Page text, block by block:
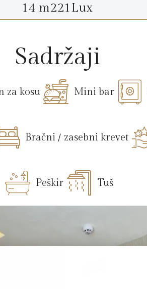
14 m221Lux
Sadržaji
za kosu Mini bar
Bračni / zasebni krevet
Peškir Tuš